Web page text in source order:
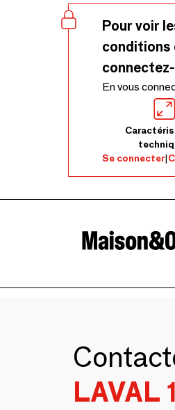
Pour voir
conditions
En vous
Se connecter|
LAVAL